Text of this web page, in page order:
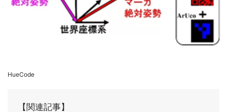
HueCode
【関連記事】